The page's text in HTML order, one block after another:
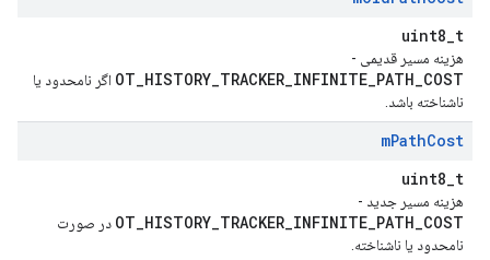
uint8_t
هزینه مسیر قدیمی -
OT_HISTORY_TRACKER_INFINITE_PATH_COST اگر نامحدود یا
ناشناخته باشد.
mPathCost
uint8_t
هزینه مسیر جدید -
OT_HISTORY_TRACKER_INFINITE_PATH_COST در صورت
نامحدود یا ناشناخته.